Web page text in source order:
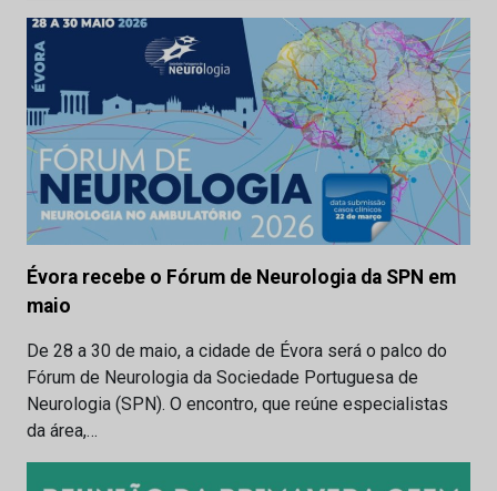
Évora recebe o Fórum de Neurologia da SPN em
maio
De 28 a 30 de maio, a cidade de Évora será o palco do
Fórum de Neurologia da Sociedade Portuguesa de
Neurologia (SPN). O encontro, que reúne especialistas
da área,…